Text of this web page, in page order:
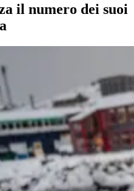
il numero dei suoi